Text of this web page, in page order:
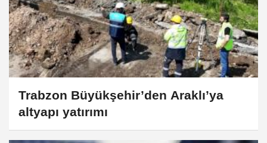
Trabzon Büyükşehir’den Araklı’ya
altyapı yatırımı